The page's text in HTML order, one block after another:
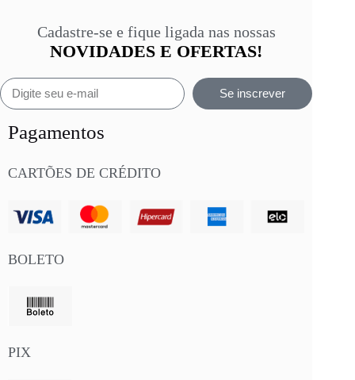
Cadastre-se e fique ligada nas nossas
NOVIDADES E OFERTAS!
Se inscrever
Pagamentos
CARTÕES DE CRÉDITO
BOLETO
PIX